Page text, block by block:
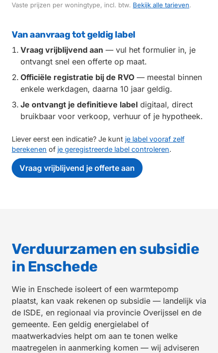
Vaste prijzen per woningtype, incl. btw. Bekijk alle tarieven.
Van aanvraag tot geldig label
Vraag vrijblijvend aan — vul het formulier in, je
ontvangt snel een offerte op maat.
Officiële registratie bij de RVO— meestal binnen
enkele werkdagen, daarna 10 jaar geldig.
Je ontvangt je definitieve labeldigitaal, direct
bruikbaar voor verkoop, verhuur of je hypotheek.
Liever eerst een indicatie? Je kunt je label vooraf zelf
berekenen of je geregistreerde label controleren.
Vraag vrijblijvend je offerte aan
Verduurzamen en subsidie
in Enschede
Wie in Enschede isoleert of een warmtepomp
plaatst, kan vaak rekenen op subsidie — landelijk via
de ISDE, en regionaal via provincie Overijssel en de
gemeente. Een geldig energielabel of
maatwerkadvies helpt om aan te tonen welke
maatregelen in aanmerking komen — wij adviseren